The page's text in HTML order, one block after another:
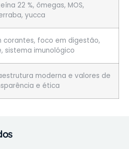
22 %, ômegas, MOS,
yucca
corantes, foco em digestão,
sistema imunológico
moderna e valores de
e ética